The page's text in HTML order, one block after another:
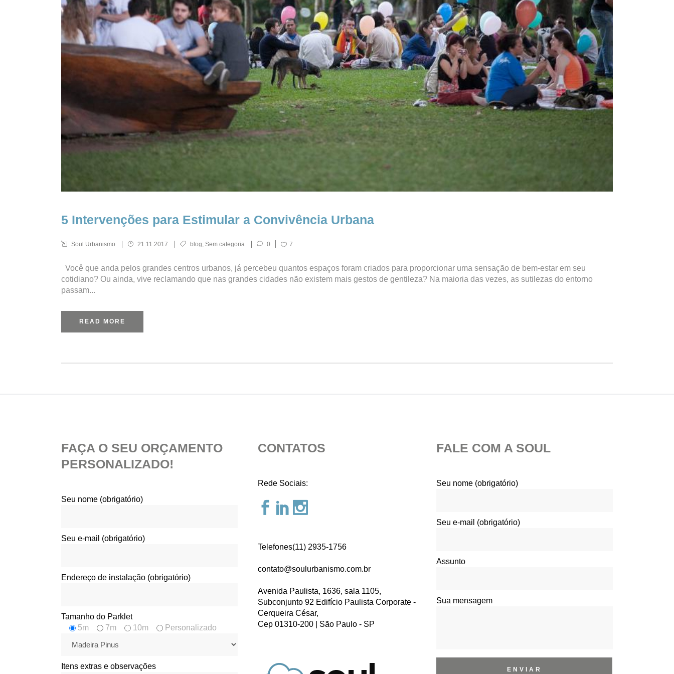
5 Intervenções para Estimular a Convivência Urbana
Soul Urbanismo 21.11.2017 blog Sem categoria 0 7
Você que anda pelos grandes centros urbanos, já percebeu quantos espaços foram criados para proporcionar uma sensação de bem-estar em seu
cotidiano? Ou ainda, vive reclamando que nas grandes cidades não existem mais gestos de gentileza? Na maioria das vezes, as sutilezas do entorno
passam...
READ MORE
FAÇA O SEU ORÇAMENTO
PERSONALIZADO!
Seu nome (obrigatório)
Seu e-mail (obrigatório)
Endereço de instalação (obrigatório)
Tamanho do Parklet
5m
7m 10m Personalizado
Itens extras e observações
CONTATOS
Rede Sociais:
Telefones(11) 2935-1756
contato@soulurbanismo.com.br
Avenida Paulista, 1636, sala 1105,
Subconjunto 92 Edifício Paulista Corporate -
Cerqueira César,
Cep 01310-200 | São Paulo - SP
FALE COM A SOUL
Seu nome (obrigatório)
Seu e-mail (obrigatório)
Assunto
Sua mensagem